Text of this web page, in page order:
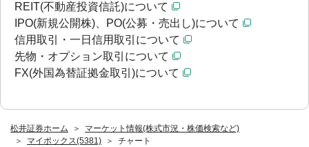
松井証券ホーム
マーケット情報(株式市況・株価検索など)
マイポックス(5381)
チャート
REIT(不動産投資信託)について
IPO(新規公開株)、PO(公募・売出し)について
信用取引・一日信用取引について
先物・オプション取引について
FX(外国為替証拠金取引)について